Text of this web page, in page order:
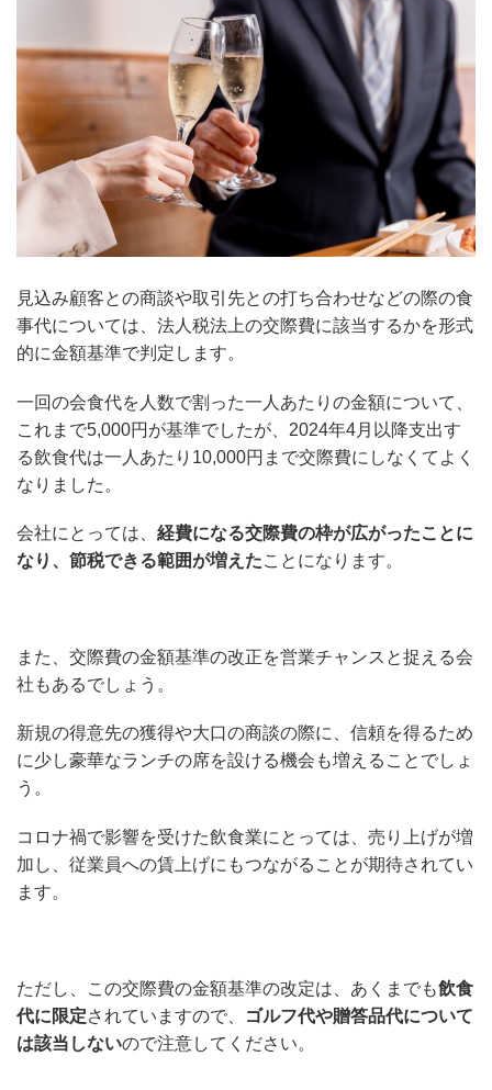
見込み顧客との商談や取引先との打ち合わせなどの際の食
事代については、法人税法上の交際費に該当するかを形式
的に金額基準で判定します。
一回の会食代を人数で割った一人あたりの金額について、
これまで5,000円が基準でしたが、2024年4月以降支出す
る飲食代は一人あたり10,000円まで交際費にしなくてよく
なりました。
会社にとっては、 経費になる交際費の枠が広がったことに
なり、節税できる範囲が増えたことになります。
また、交際費の金額基準の改正を営業チャンスと捉える会
社もあるでしょう。
新規の得意先の獲得や大口の商談の際に、信頼を得るため
に少し豪華なランチの席を設ける機会も増えることでしょ
う。
コロナ禍で影響を受けた飲食業にとっては、売り上げが増
加し、従業員への賃上げにもつながることが期待されてい
ます。
ただし、この交際費の金額基準の改定は、あくまでも飲食
代に限定されていますので、
ゴルフ代や贈答品代について
は該当しないので注意してください。